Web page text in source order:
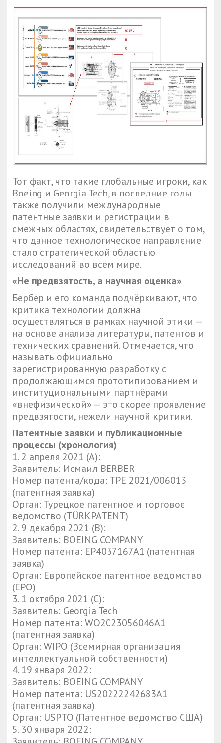
Тот факт, что такие глобальные игроки, как
Boeing и Georgia Tech, в последние годы
также получили международные
патентные заявки и регистрации в
смежных областях, свидетельствует о том,
что данное технологическое направление
стало стратегической областью
исследований во всём мире.
«Не предвзятость, а научная оценка»
Бербер и его команда подчёркивают, что
критика технологии должна
осуществляться в рамках научной этики —
на основе анализа литературы, патентов и
технических сравнений. Отмечается, что
называть официально
зарегистрированную разработку с
продолжающимся прототипированием и
институциональными партнёрами
«внефизической» — это скорее проявление
предвзятости, нежели научной критики.
Патентные заявки и публикационные
процессы (хронология)
1.⁠ ⁠2 апреля 2021 (A):
Заявитель: Исмаил BERBER
Номер патента/кода: TPE 2021/006013
(патентная заявка)
Орган: Турецкое патентное и торговое
ведомство (TÜRKPATENT)
2.⁠ ⁠9 декабря 2021 (B):
Заявитель: BOEING COMPANY
Номер патента: EP4037167A1 (патентная
заявка)
Орган: Европейское патентное ведомство
(EPO)
3.⁠ ⁠1 октября 2021 (C):
Заявитель: Georgia Tech
Номер патента: WO2023056046A1
(патентная заявка)
Орган: WIPO (Всемирная организация
интеллектуальной собственности)
4.⁠ ⁠19 января 2022:
Заявитель: BOEING COMPANY
Номер патента: US20222242683A1
(патентная заявка)
Орган: USPTO (Патентное ведомство США)
5.⁠ ⁠30 января 2022: